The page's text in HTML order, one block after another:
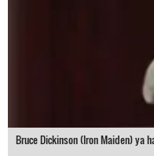
Bruce Dickinson (Iron Maiden) ya